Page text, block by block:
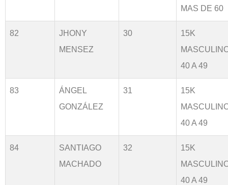
MAS DE 60
82
JHONY
MENSEZ
30
15K
40 A 49
83
ÁNGEL
GONZÁLEZ
31
15K
40 A 49
84
SANTIAGO
MACHADO
32
15K
40 A 49